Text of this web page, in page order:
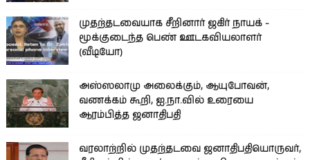
முதற்தடவையாக சீறினார் ஜகிர் நாயக் -
மூக்குடைந்த பெண் ஊடகவியலாளர்
(வீடியோ)
அஸ்ஸலாமு அலைக்கும், ஆயுபோவன்,
வணக்கம் கூறி, ஐ.நா.வில் உரையை
ஆரம்பித்த ஜனாதிபதி
வரலாற்றில் முதற்தடவை ஜனாதிபதியொருவர்,